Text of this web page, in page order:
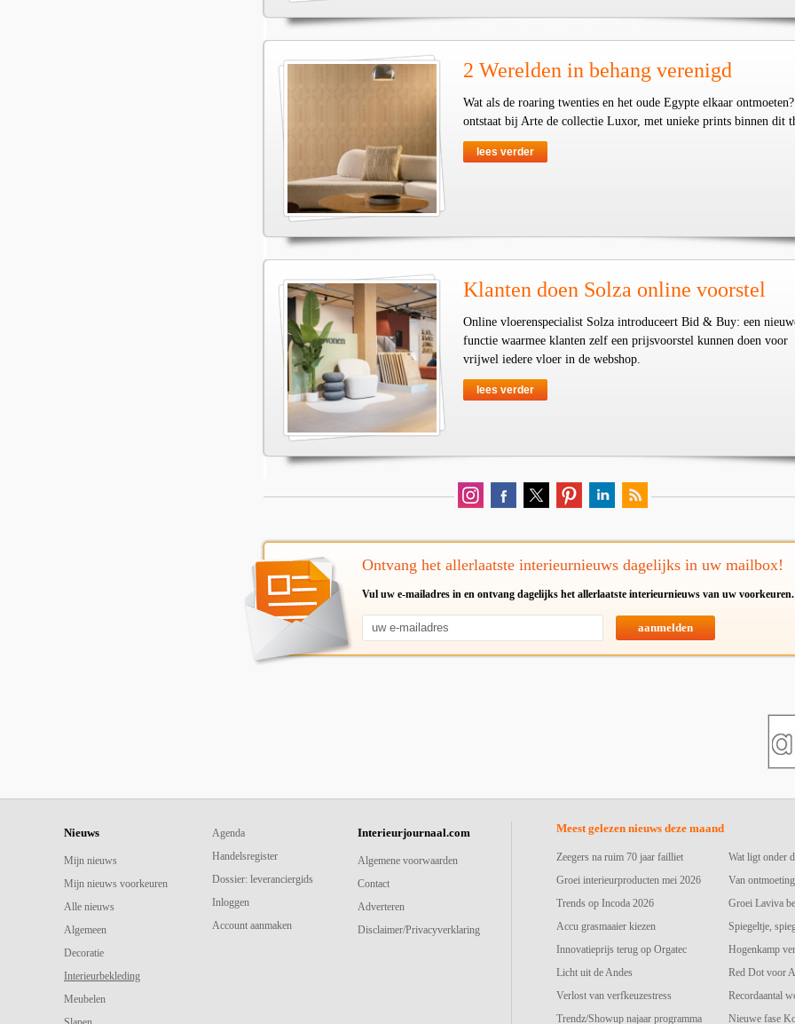
2 Werelden in behang verenigd
Wat als de roaring twenties en het oude Egypte elkaar
ontstaat bij Arte de collectie Luxor, met unieke prints binnen dit
lees verder
Klanten doen Solza online voorstel
Online vloerenspecialist Solza introduceert Bid & Buy: een
functie waarmee klanten zelf een prijsvoorstel kunnen doen voor
vrijwel iedere vloer in de webshop.
lees verder
Ontvang het allerlaatste interieurnieuws dagelijks in uw mailbox!
Vul uw e-mailadres in en ontvang dagelijks het allerlaatste interieurnieuws van uw voorkeuren.
aanmelden
Nieuws
Mijn nieuws
Mijn nieuws voorkeuren
Alle nieuws
Algemeen
Decoratie
Interieurbekleding
Meubelen
Agenda
Handelsregister
Dossier: leveranciergids
Inloggen
Account aanmaken
Interieurjournaal.com
Algemene voorwaarden
Contact
Adverteren
Disclaimer/Privacyverklaring
Meest gelezen nieuws deze maand
Zeegers na ruim 70 jaar failliet
Groei interieurproducten mei 2026
Trends op Incoda 2026
Accu grasmaaier kiezen
Innovatieprijs terug op Orgatec
Licht uit de Andes
Verlost van verfkeuzestress
Trendz/Showup najaar programma
Wat ligt onder
Van
Groei Laviva
Spiegeltje,
Hogenkamp
Red Dot voor
Recordaantal
Nieuwe fase